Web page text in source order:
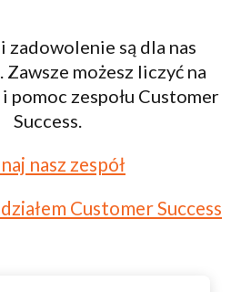
zadowolenie są dla nas
Zawsze możesz liczyć na
pomoc zespołu Customer
Success.
nasz zespół
Customer Success